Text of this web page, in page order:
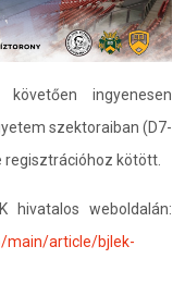
ingyenesen
szektoraiban (D7-
regisztrációhoz kötött.
hivatalos weboldalán:
main/article/bjlek-